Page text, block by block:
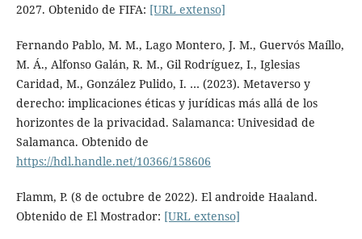
2027. Obtenido de FIFA: [URL extenso]
Fernando Pablo, M. M., Lago Montero, J. M., Guervós Maíllo,
M. Á., Alfonso Galán, R. M., Gil Rodríguez, I., Iglesias
Caridad, M., González Pulido, I. … (2023). Metaverso y
derecho: implicaciones éticas y jurídicas más allá de los
horizontes de la privacidad. Salamanca: Univesidad de
Salamanca. Obtenido de
https://hdl.handle.net/10366/158606
Flamm, P. (8 de octubre de 2022). El androide Haaland.
Obtenido de El Mostrador: [URL extenso]